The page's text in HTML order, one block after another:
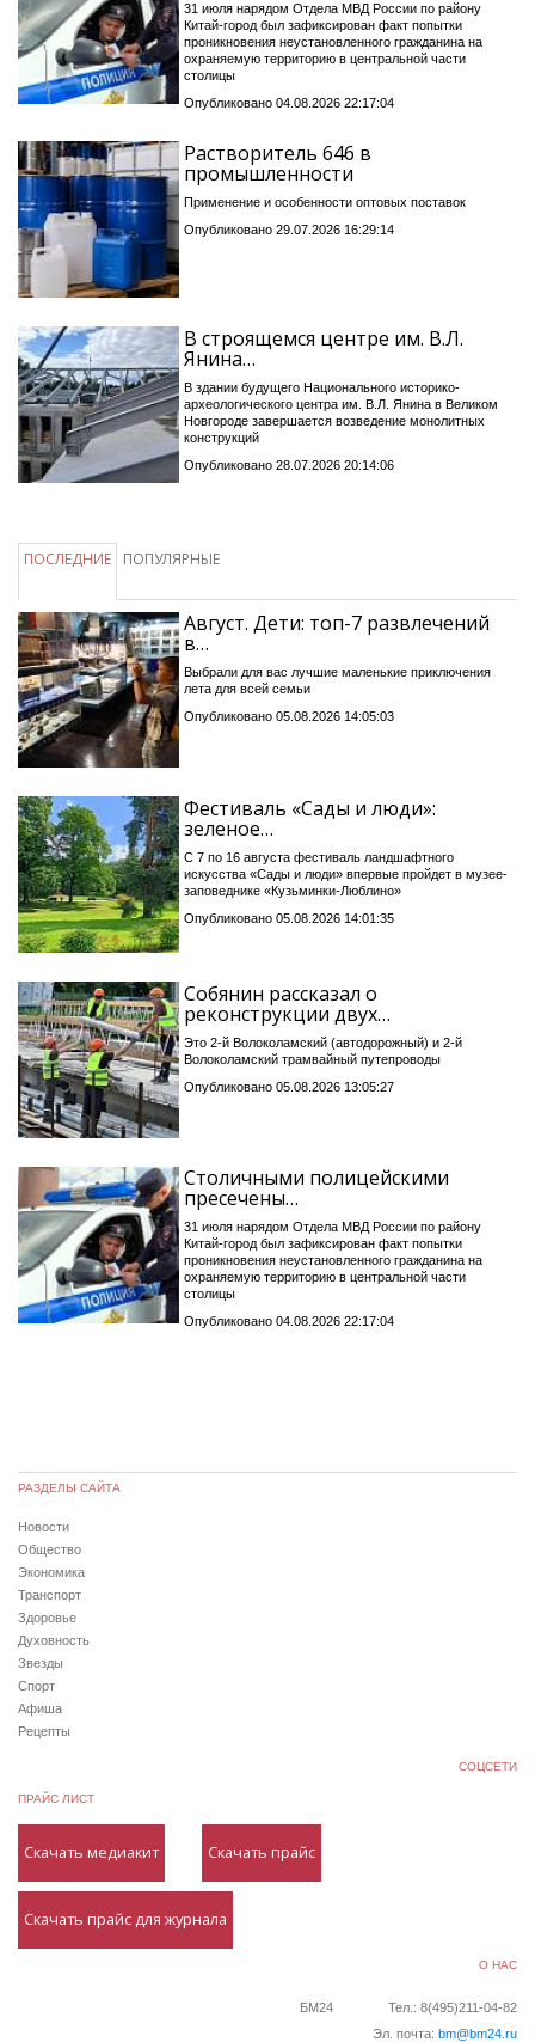
31 июля нарядом Отдела МВД России по району
Китай-город был зафиксирован факт попытки
проникновения неустановленного гражданина на
охраняемую территорию в центральной части
столицы
Опубликовано 04.08.2026 22:17:04
Растворитель 646 в
промышленности
Применение и особенности оптовых поставок
Опубликовано 29.07.2026 16:29:14
В строящемся центре им. В.Л.
Янина…
В здании будущего Национального историко-
археологического центра им. В.Л. Янина в Великом
Новгороде завершается возведение монолитных
конструкций
Опубликовано 28.07.2026 20:14:06
ПОСЛЕДНИЕ ПОПУЛЯРНЫЕ
Август. Дети: топ-7 развлечений
в…
Выбрали для вас лучшие маленькие приключения
лета для всей семьи
Опубликовано 05.08.2026 14:05:03
Фестиваль «Сады и люди»:
зеленое…
С 7 по 16 августа фестиваль ландшафтного
искусства «Сады и люди» впервые пройдет в музее-
заповеднике «Кузьминки-Люблино»
Опубликовано 05.08.2026 14:01:35
Собянин рассказал о
реконструкции двух…
Это 2-й Волоколамский (автодорожный) и 2-й
Волоколамский трамвайный путепроводы
Опубликовано 05.08.2026 13:05:27
Столичными полицейскими
пресечены…
31 июля нарядом Отдела МВД России по району
Китай-город был зафиксирован факт попытки
проникновения неустановленного гражданина на
охраняемую территорию в центральной части
столицы
Опубликовано 04.08.2026 22:17:04
РАЗДЕЛЫ САЙТА
Новости
Общество
Экономика
Транспорт
Здоровье
Духовность
Звезды
Спорт
Афиша
Рецепты
СОЦСЕТИ
ПРАЙС ЛИСТ
Скачать медиакит Скачать прайс
Скачать прайс для журнала
О НАС
БМ24
Тел.: 8(495)211-04-82
Эл. почта: bm@bm24.ru